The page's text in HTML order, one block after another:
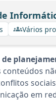
Vários
de
conteúdos
em